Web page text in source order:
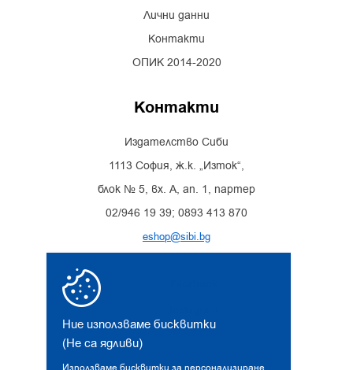
Ние използваме бисквитки
(Не са ядливи)
Лични данни
Контакти
ОПИК 2014-2020
Контакти
Издателство Сиби
1113 София, ж.к. „Изток“,
блок № 5, вх. А, ап. 1, партер
02/946 19 39; 0893 413 870
eshop@sibi.bg